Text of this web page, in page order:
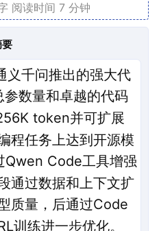
阅读时间 7 分钟
千问推出的强大代
数量和卓越的代码
token并可扩展
程任务上达到开源模
Qwen Code工具增强
通过数据和上下文扩
质量，后通过Code
训练进一步优化。